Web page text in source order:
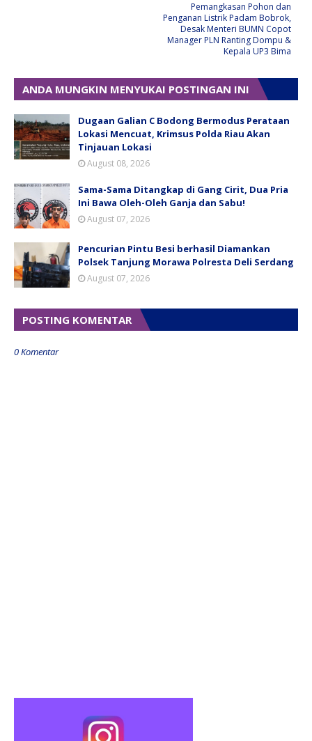
Pemangkasan Pohon dan
Penganan Listrik Padam Bobrok,
Desak Menteri BUMN Copot
Manager PLN Ranting Dompu &
Kepala UP3 Bima
ANDA MUNGKIN MENYUKAI POSTINGAN INI
Dugaan Galian C Bodong Bermodus Perataan
Lokasi Mencuat, Krimsus Polda Riau Akan
Tinjauan Lokasi
August 08, 2026
Sama-Sama Ditangkap di Gang Cirit, Dua Pria
Ini Bawa Oleh-Oleh Ganja dan Sabu!
August 07, 2026
Pencurian Pintu Besi berhasil Diamankan
Polsek Tanjung Morawa Polresta Deli Serdang
August 07, 2026
POSTING KOMENTAR
0 Komentar